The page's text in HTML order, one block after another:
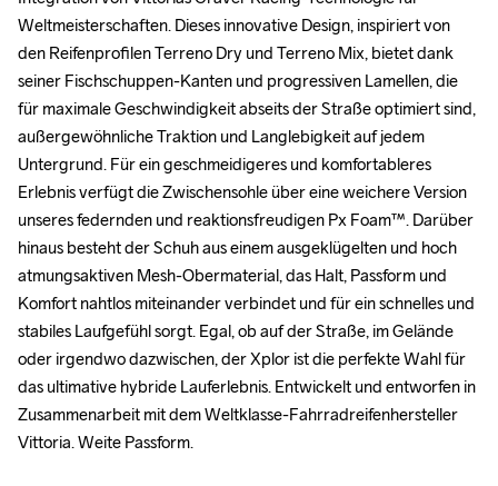
Weltmeisterschaften. Dieses innovative Design, inspiriert von
den Reifenprofilen Terreno Dry und Terreno Mix, bietet dank
seiner Fischschuppen-Kanten und progressiven Lamellen, die
für maximale Geschwindigkeit abseits der Straße optimiert sind,
außergewöhnliche Traktion und Langlebigkeit auf jedem
Untergrund. Für ein geschmeidigeres und komfortableres
Erlebnis verfügt die Zwischensohle über eine weichere Version
unseres federnden und reaktionsfreudigen Px Foam™. Darüber
hinaus besteht der Schuh aus einem ausgeklügelten und hoch
atmungsaktiven Mesh-Obermaterial, das Halt, Passform und
Komfort nahtlos miteinander verbindet und für ein schnelles und
stabiles Laufgefühl sorgt. Egal, ob auf der Straße, im Gelände
oder irgendwo dazwischen, der Xplor ist die perfekte Wahl für
das ultimative hybride Lauferlebnis. Entwickelt und entworfen in
Zusammenarbeit mit dem Weltklasse-Fahrradreifenhersteller
Vittoria. Weite Passform.
Weltmeisterschaften. Dieses innovative Design, inspiriert von
den Reifenprofilen Terreno Dry und Terreno Mix, bietet dank
seiner Fischschuppen-Kanten und progressiven Lamellen, die
für maximale Geschwindigkeit abseits der Straße optimiert sind,
außergewöhnliche Traktion und Langlebigkeit auf jedem
Untergrund. Für ein geschmeidigeres und komfortableres
Erlebnis verfügt die Zwischensohle über eine weichere Version
unseres federnden und reaktionsfreudigen Px Foam™. Darüber
hinaus besteht der Schuh aus einem ausgeklügelten und hoch
atmungsaktiven Mesh-Obermaterial, das Halt, Passform und
Komfort nahtlos miteinander verbindet und für ein schnelles und
stabiles Laufgefühl sorgt. Egal, ob auf der Straße, im Gelände
oder irgendwo dazwischen, der Xplor ist die perfekte Wahl für
das ultimative hybride Lauferlebnis. Entwickelt und entworfen in
Zusammenarbeit mit dem Weltklasse-Fahrradreifenhersteller
Vittoria. Weite Passform.